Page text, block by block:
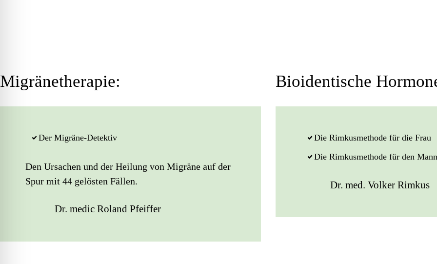
Migränetherapie:
Der Migräne-Detektiv
Den Ursachen und der Heilung von Migräne auf der
Spur mit 44 gelösten Fällen.
Dr. medic Roland Pfeiffer
Bioidentische
Die Rimkusmethode für die Frau
Die Rimkusmethode für den
Dr. med. Volker Rimkus